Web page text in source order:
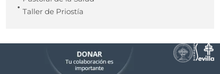
Taller de Priostía